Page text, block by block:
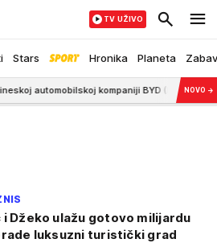
Stars Hronika Planeta
TV UŽIVO
kompaniji BYD (FOTO) 8:10NOVO →
i Džeko ulažu gotovo milijardu
luksuzni turistički grad